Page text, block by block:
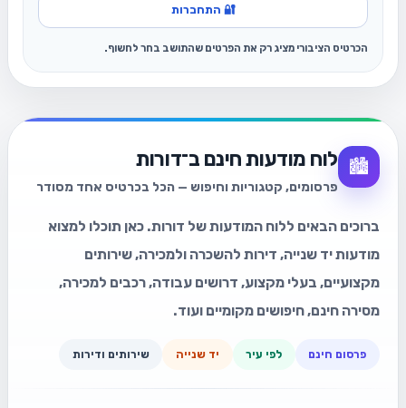
🔐 התחברות
הכרטיס הציבורי מציג רק את הפרטים שהתושב בחר לחשוף.
🏙️ לוח מודעות חינם ב־דורות
פרסומים, קטגוריות וחיפוש — הכל בכרטיס אחד מסודר
ברוכים הבאים ללוח המודעות של דורות. כאן תוכלו למצוא
מודעות יד שנייה, דירות להשכרה ולמכירה, שירותים
מקצועיים, בעלי מקצוע, דרושים עבודה, רכבים למכירה,
מסירה חינם, חיפושים מקומיים ועוד.
פרסום חינם לפי עיר יד שנייה שירותים ודירות